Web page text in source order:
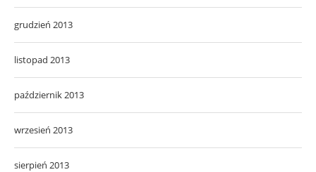
grudzień 2013
listopad 2013
październik 2013
wrzesień 2013
sierpień 2013